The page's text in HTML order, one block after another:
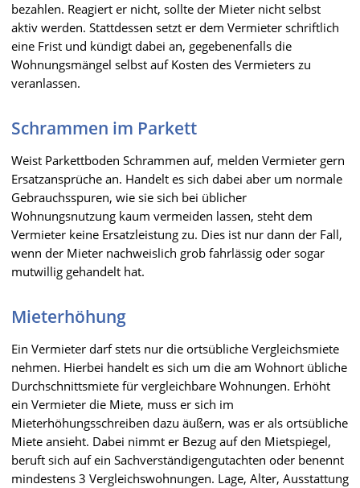
bezahlen. Reagiert er nicht, sollte der Mieter nicht selbst
aktiv werden. Stattdessen setzt er dem Vermieter schriftlich
eine Frist und kündigt dabei an, gegebenenfalls die
Wohnungsmängel selbst auf Kosten des Vermieters zu
veranlassen.
Schrammen im Parkett
Weist Parkettboden Schrammen auf, melden Vermieter gern
Ersatzansprüche an. Handelt es sich dabei aber um normale
Gebrauchsspuren, wie sie sich bei üblicher
Wohnungsnutzung kaum vermeiden lassen, steht dem
Vermieter keine Ersatzleistung zu. Dies ist nur dann der Fall,
wenn der Mieter nachweislich grob fahrlässig oder sogar
mutwillig gehandelt hat.
Mieterhöhung
Ein Vermieter darf stets nur die ortsübliche Vergleichsmiete
nehmen. Hierbei handelt es sich um die am Wohnort übliche
Durchschnittsmiete für vergleichbare Wohnungen. Erhöht
ein Vermieter die Miete, muss er sich im
Mieterhöhungsschreiben dazu äußern, was er als ortsübliche
Miete ansieht. Dabei nimmt er Bezug auf den Mietspiegel,
beruft sich auf ein Sachverständigengutachten oder benennt
mindestens 3 Vergleichswohnungen. Lage, Alter, Ausstattung